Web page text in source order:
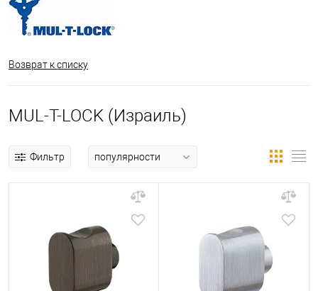
Возврат к списку
MUL-T-LOCK (Израиль)
Фильтр